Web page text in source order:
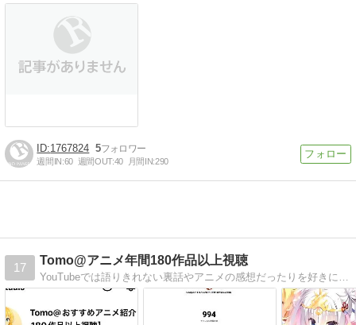
1767824 5
週間IN:60 週間OUT:40 月間IN:290
17
Tomo@アニメ年間180作品以上視聴
YouTubeでは語りきれない裏話やアニメの感想だったりを好きに書いています。作品だけでなくキャラの魅力だったりも書くかも？美少女ゲームの感想もここに記していきます。